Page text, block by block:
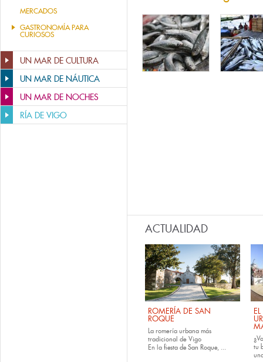
MERCADOS
GASTRONOMÍA PARA
CURIOSOS
UN MAR DE CULTURA
UN MAR DE NÁUTICA
UN MAR DE NOCHES
RÍA DE VIGO
ACTUALIDAD
ROMERÍA DE SAN
ROQUE
La romería urbana más
tradicional de Vigo
En la fiesta de San Roque, ...
tu